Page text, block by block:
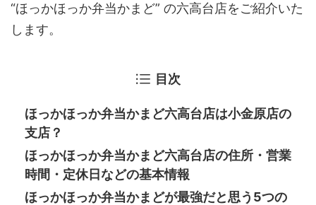
“ほっかほっか弁当かまど” の六高台店をご紹介いた
します。
目次
ほっかほっか弁当かまど六高台店は小金原店の
支店？
ほっかほっか弁当かまど六高台店の住所・営業
時間・定休日などの基本情報
ほっかほっか弁当かまどが最強だと思う5つの